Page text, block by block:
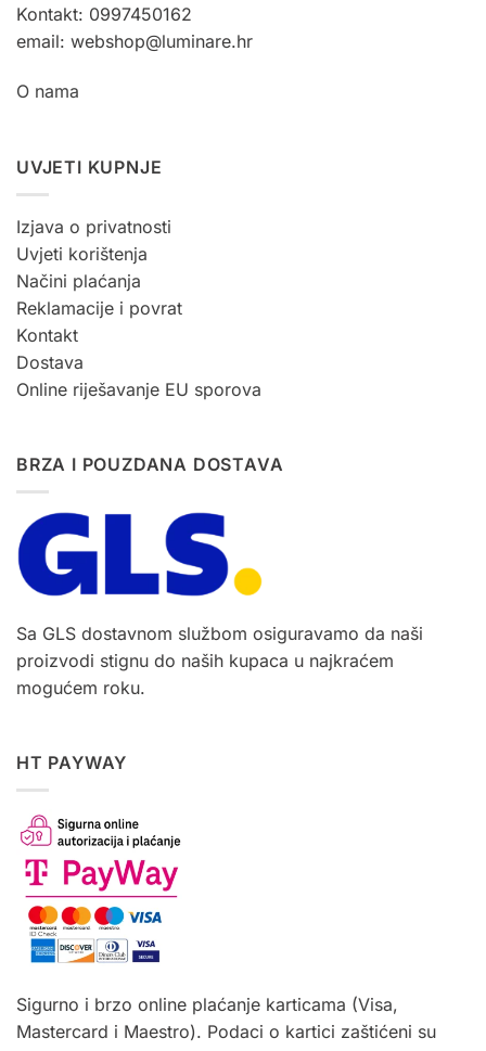
Kontakt: 0997450162
email: webshop@luminare.hr
O nama
UVJETI KUPNJE
Izjava o privatnosti
Uvjeti korištenja
Načini plaćanja
Reklamacije i povrat
Kontakt
Dostava
Online riješavanje EU sporova
BRZA I POUZDANA DOSTAVA
Sa GLS dostavnom službom osiguravamo da naši
proizvodi stignu do naših kupaca u najkraćem
mogućem roku.
HT PAYWAY
Sigurno i brzo online plaćanje karticama (Visa,
Mastercard i Maestro). Podaci o kartici zaštićeni su